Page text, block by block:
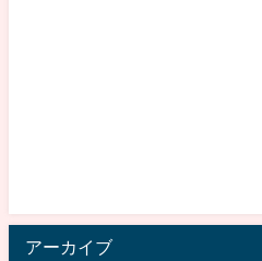
アーカイブ